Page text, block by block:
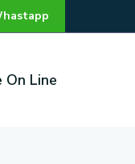
On Line